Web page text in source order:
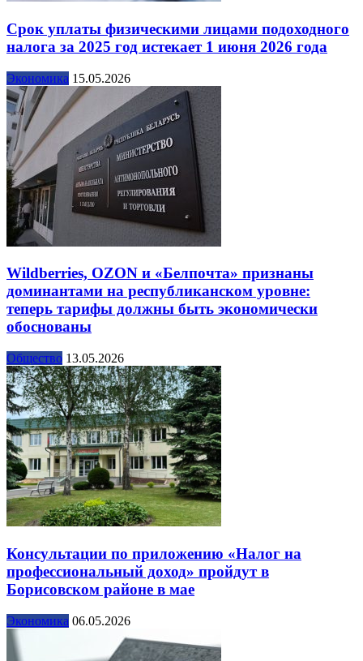
Срок уплаты физическими лицами подоходного
налога за 2025 год истекает 1 июня 2026 года
Экономика 15.05.2026
Wildberries, OZON и «Белпочта» признаны
доминантами на республиканском уровне:
теперь тарифы должны быть экономически
обоснованы
Общество 13.05.2026
Консультации по приложению «Налог на
профессиональный доход» пройдут в
Борисовском районе в мае
Экономика 06.05.2026